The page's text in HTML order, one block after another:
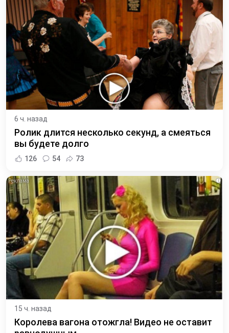
6 ч. назад
Ролик длится несколько секунд, а смеяться
вы будете долго
126 54 73
i
15 ч. назад
Королева вагона отожгла! Видео не оставит